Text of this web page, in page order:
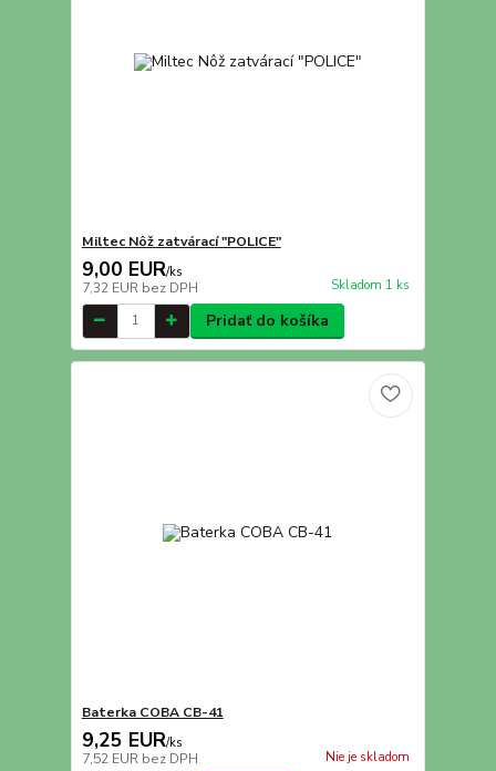
Miltec Nôž zatvárací "POLICE"
9,00 EUR/ks
7,32 EUR bez DPH Skladom 1 ks
Pridať do košíka
Baterka COBA CB-41
9,25 EUR/ks
7,52 EUR bez DPH Nie je skladom